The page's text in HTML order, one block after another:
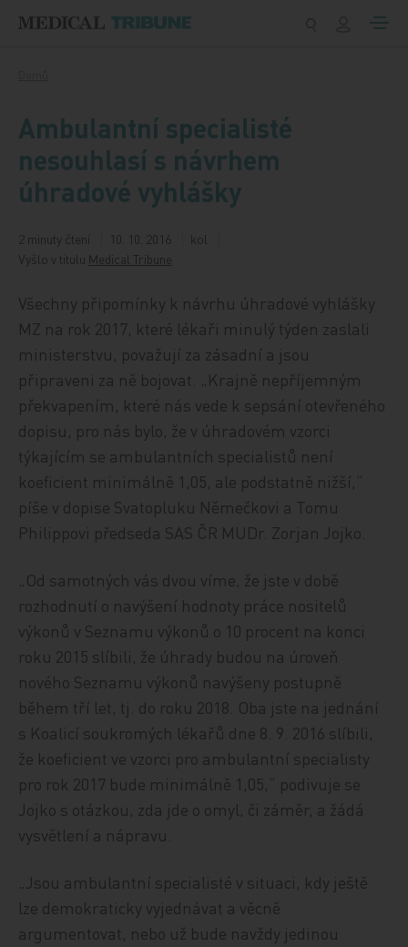
Ambulantní specialisté
nesouhlasí s návrhem
úhradové vyhlášky
2 minuty čtení 10. 10. 2016
kol
Vyšlo v titulu Medical Tribune
Všechny připomínky k návrhu úhradové vyhlášky
MZ na rok 2017, které lékaři minulý týden zaslali
ministerstvu, považují za zásadní a jsou
připraveni za ně bojovat. „Krajně nepříjemným
překvapením, které nás vede k sepsání otevřeného
dopisu, pro nás bylo, že v úhradovém vzorci
týkajícím se ambulantních specialistů není
koeficient minimálně 1,05, ale podstatně nižší,“
píše v dopise Svatopluku Němečkovi a Tomu
Philippovi předseda SAS ČR MUDr. Zorjan Jojko.
„Od samotných vás dvou víme, že jste v době
rozhodnutí o navýšení hodnoty práce nositelů
výkonů v Seznamu výkonů o 10 procent na konci
roku 2015 slíbili, že úhrady budou na úroveň
nového Seznamu výkonů navýšeny postupně
během tří let, tj. do roku 2018. Oba jste na jednání
s Koalicí soukromých lékařů dne 8. 9. 2016 slíbili,
že koeficient ve vzorci pro ambulantní specialisty
pro rok 2017 bude minimálně 1,05,“ podivuje se
Jojko s otázkou, zda jde o omyl, či záměr, a žádá
vysvětlení a nápravu.
„Jsou ambulantní specialisté v situaci, kdy ještě
lze demokraticky vyjednávat a věcně
argumentovat, nebo už bude navždy jedinou